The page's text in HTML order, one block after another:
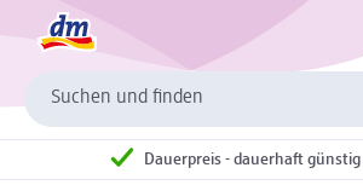
Suchen und finden
Dauerpreis - dauerhaft